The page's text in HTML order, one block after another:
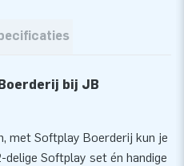
bij JB
met Softplay Boerderij kun je
Softplay set én handige